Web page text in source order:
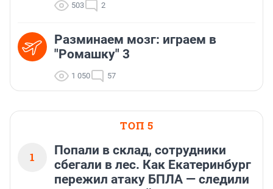
503 2
Разминаем мозг: играем в
"Ромашку" 3
1 050 57
ТОП 5
1
Попали в склад, сотрудники
сбегали в лес. Как Екатеринбург
пережил атаку БПЛА — следили